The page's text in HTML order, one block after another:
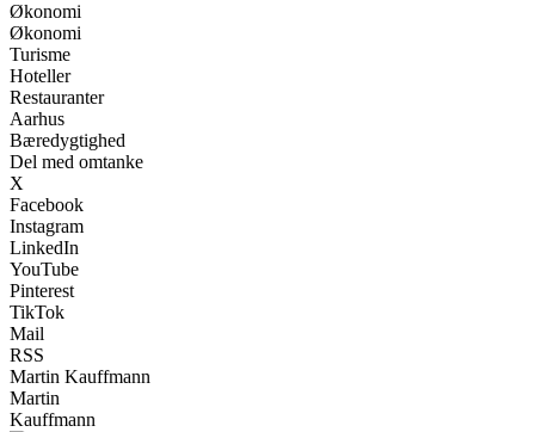
Økonomi
Økonomi
Turisme
Hoteller
Restauranter
Aarhus
Bæredygtighed
Del med omtanke
X
Facebook
Instagram
LinkedIn
YouTube
Pinterest
TikTok
Mail
RSS
Martin Kauffmann
Martin
Kauffmann